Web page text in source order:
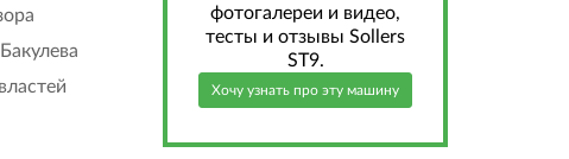
фотогалереи и видео,
тесты и отзывы Sollers
ST9.
Хочу узнать про эту машину